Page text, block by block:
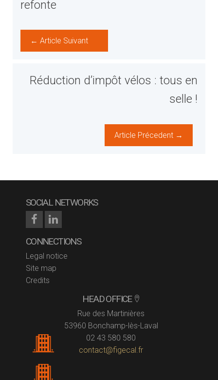
refonte
← Article Suivant
Réduction d’impôt vélos : tous en
selle !
Article Précedent →
SOCIAL NETWORKS
CONNECTIONS
Legal notice
Site map
Credits
HEAD OFFICE
Rue des Martinières
53960 Bonchamp-lès-Laval
02 43 580 580
contact@figecal.fr